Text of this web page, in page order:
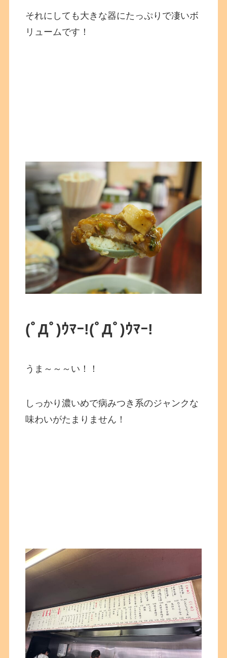
それにしても大きな器にたっぷりで凄いボ
リュームです！
(ﾟДﾟ)ｳﾏｰ!(ﾟДﾟ)ｳﾏｰ!
うま～～～い！！
しっかり濃いめで病みつき系のジャンクな
味わいがたまりません！